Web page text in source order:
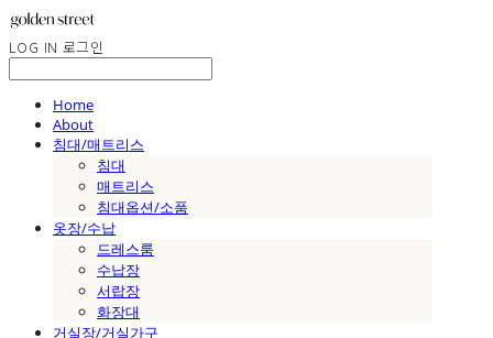
LOG IN 로그인
Home
About
침대/매트리스
침대
매트리스
침대옵션/소품
옷장/수납
드레스룸
수납장
서랍장
화장대
거실장/거실가구